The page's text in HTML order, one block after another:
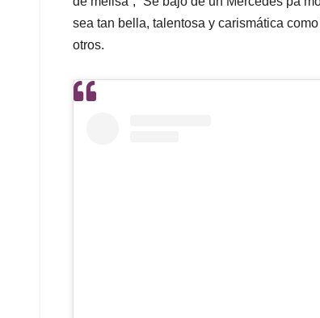
sea tan bella, talentosa y carismática
otros.